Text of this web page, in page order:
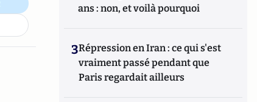
ans : non, et voilà pourquoi
3Répression en Iran : ce qui s'est
vraiment passé pendant que
Paris regardait ailleurs